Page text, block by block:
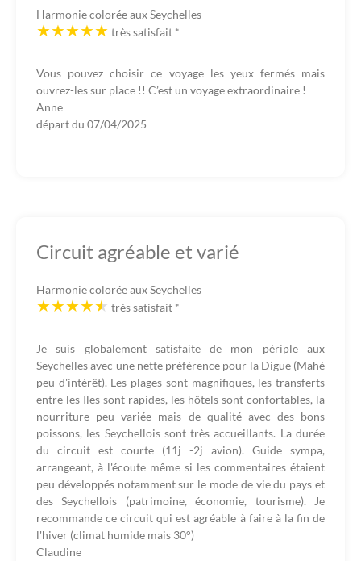
Harmonie colorée aux Seychelles
très satisfait *
Vous pouvez choisir ce voyage les yeux fermés mais
ouvrez-les sur place !! C’est un voyage extraordinaire !
Anne
départ du 07/04/2025
Circuit agréable et varié
Harmonie colorée aux Seychelles
très satisfait *
Je suis globalement satisfaite de mon périple aux
Seychelles avec une nette préférence pour la Digue (Mahé
peu d'intérêt). Les plages sont magnifiques, les transferts
entre les Iles sont rapides, les hôtels sont confortables, la
nourriture peu variée mais de qualité avec des bons
poissons, les Seychellois sont très accueillants. La durée
du circuit est courte (11j -2j avion). Guide sympa,
arrangeant, à l'écoute même si les commentaires étaient
peu développés notamment sur le mode de vie du pays et
des Seychellois (patrimoine, économie, tourisme). Je
recommande ce circuit qui est agréable à faire à la fin de
l'hiver (climat humide mais 30°)
Claudine